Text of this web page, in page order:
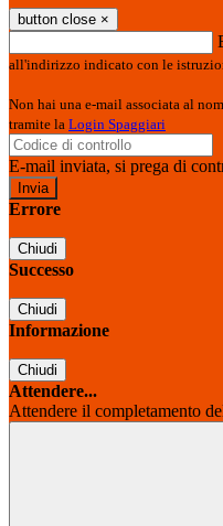
button close ×
all'indirizzo indicato con le
Non hai una e-mail associata al
tramite la Login Spaggiari
E-mail inviata, si prega di
Errore
Chiudi
Successo
Chiudi
Informazione
Chiudi
Attendere...
Attendere il completamento